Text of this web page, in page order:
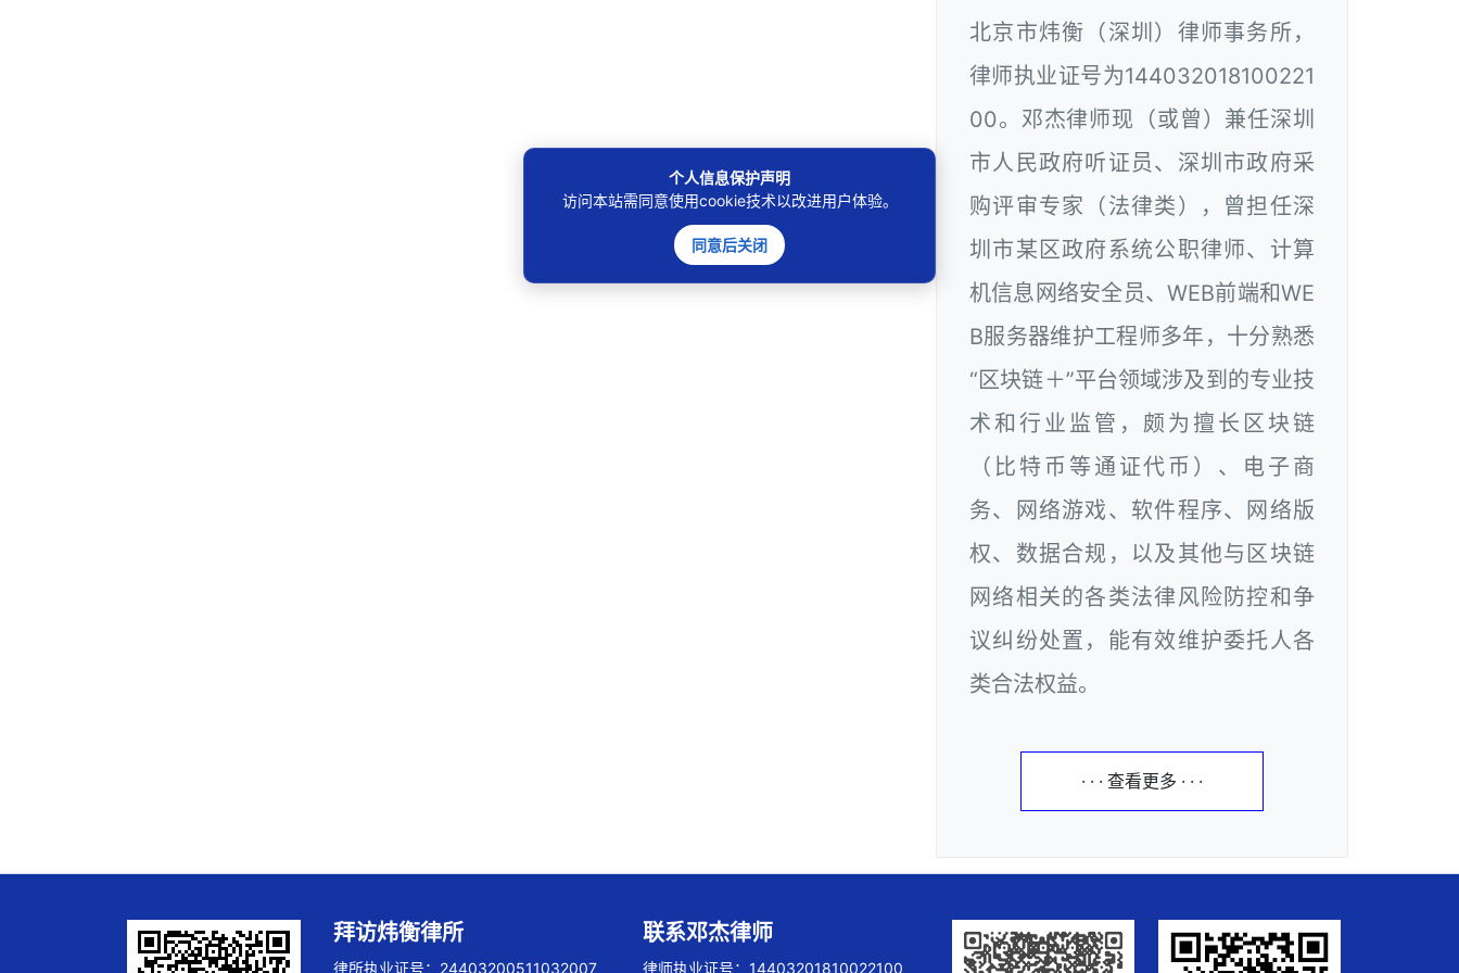
北京市炜衡（深圳）律师事务所，
律师执业证号为144032018100221
00。邓杰律师现（或曾）兼任深圳
市人民政府听证员、深圳市政府采
购评审专家（法律类），曾担任深
圳市某区政府系统公职律师、计算
机信息网络安全员、WEB前端和WE
B服务器维护工程师多年，十分熟悉
“区块链＋”平台领域涉及到的专业技
术和行业监管，颇为擅长区块链
（比特币等通证代币）、电子商
务、网络游戏、软件程序、网络版
权、数据合规，以及其他与区块链
网络相关的各类法律风险防控和争
议纠纷处置，能有效维护委托人各
类合法权益。
· · · 查看更多 · · ·
拜访炜衡律所
律所执业证号：24403200511032007
联系邓杰律师
律师执业证号：14403201810022100
个人信息保护声明
访问本站需同意使用cookie技术以改进用户体验。
同意后关闭